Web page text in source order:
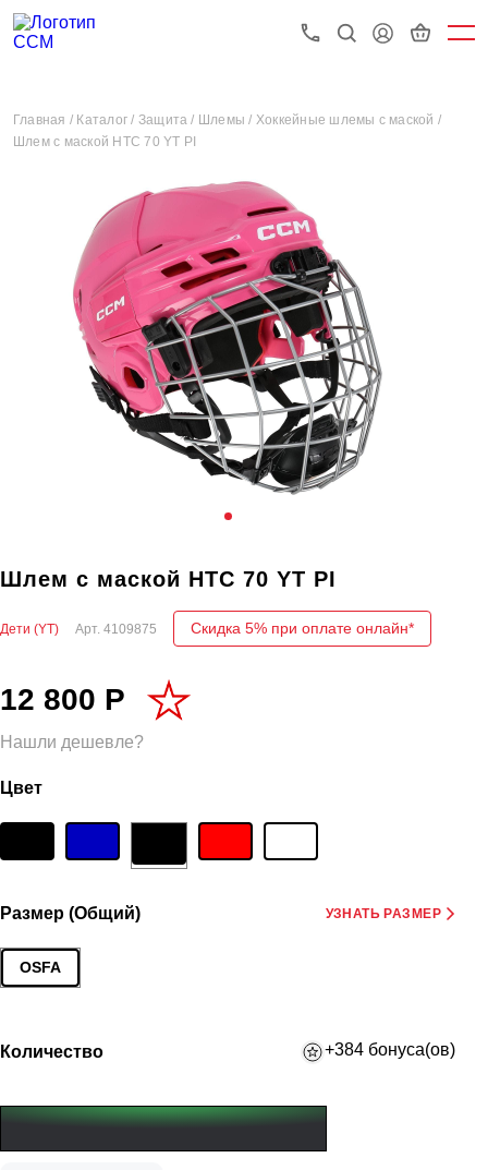
Главная / Каталог / Защита / Шлемы / Хоккейные шлемы с маской /
Шлем с маской HTC 70 YT PI
Шлем с маской HTC 70 YT PI
Дети (YT) Арт. 4109875 Скидка 5% при оплате онлайн*
12 800 Р
Нашли дешевле?
Цвет
Размер (Общий) УЗНАТЬ РАЗМЕР
OSFA
Количество +384 бонуса(ов)